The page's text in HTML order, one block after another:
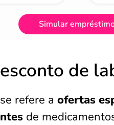
Simular
de
refere a ofertas
de